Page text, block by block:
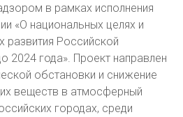
в рамках исполнения
«О национальных целях и
развития Российской
2024 года». Проект направлен
обстановки и снижение
веществ в атмосферный
городах, среди